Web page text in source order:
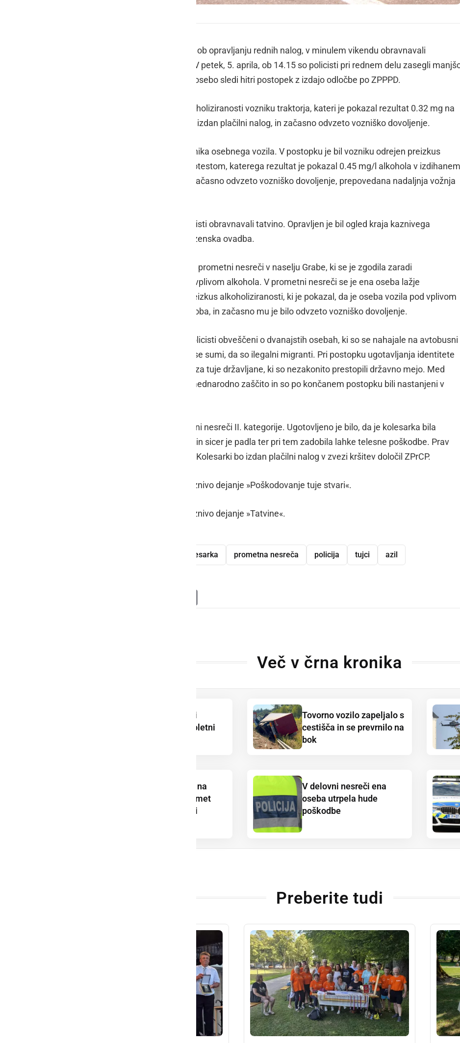
Policisti policijske postaje Ormož so ob opravljanju rednih nalog, v minulem vikendu obravnavali
naslednje pomembnejše dogodke. V petek, 5. aprila, ob 14.15 so policisti pri rednem delu zasegli
količino prepovedane droge. Zoper osebo sledi hitri postopek z izdajo odločbe po ZPPPD.
Ob 18.30 je bil odrejen preizkus alkoholiziranosti vozniku traktorja, kateri je pokazal rezultat 0.32 mg na
liter izdihanega zraka. Vozniku je bil izdan plačilni nalog, in začasno odvzeto vozniško dovoljenje.
Ob 20.35 so policisti kontrolirali voznika osebnega vozila. V postopku je bil vozniku odrejen preizkus
alkoholiziranosti z elektronskim alkotestom, katerega rezultat je pokazal 0.45 mg/l alkohola v izdihanem
zraku. Proti potrdilu je bilo vozniku začasno odvzeto vozniško dovoljenje, prepovedana nadaljnja vožnja
V soboto, 6. aprila, ob 17.16 so policisti obravnavali tatvino. Opravljen je bil ogled kraja kaznivega
dejanja, sledi zbiranje obvestil in kazenska ovadba.
Ob 23.30 so bili policisti obveščeni o prometni nesreči v naselju Grabe, ki se je zgodila zaradi
neprilagojene hitrosti in vožnje pod vplivom alkohola. V prometni nesreči se je ena oseba lažje
poškodovala. Policisti so odredili preizkus alkoholiziranosti, ki je pokazal, da je oseba vozila pod vplivom
alkohola. Vozniku je bila izrečena globa, in začasno mu je bilo odvzeto vozniško dovoljenje.
V nedeljo, 7. aprila, ob 4.10 so bili policisti obveščeni o dvanajstih osebah, ki so se nahajale na avtobusni
postaji v naselju Obrež in za katere se sumi, da so ilegalni migranti. Pri postopku ugotavljanja identitete
je bilo ugotovljeno, da gre dejansko za tuje državljane, ki so nezakonito prestopili državno mejo. Med
postopkom so osebe zaprosile za mednarodno zaščito in so po končanem postopku bili nastanjeni v
Ob 15.06 so bili obveščeni o prometni nesreči II. kategorije. Ugotovljeno je bilo, da je kolesarka bila
samoudeležena v prometni nesreči in sicer je padla ter pri tem zadobila lahke telesne poškodbe. Prav
tako je vozila pod vplivom alkohola. Kolesarki bo izdan plačilni nalog v zvezi kršitev določil ZPrCP.
Ob 17.15 so policisti obravnavali kaznivo dejanje »Poškodovanje tuje stvari«.
Ob 17.27 so policisti obravnavali kaznivo dejanje »Tatvine«.
kolesarka prometna nesreča policija tujci azil
PrintFriendly
Več v črna kronika
V prometni nesreči
poškodovan mladoletni
Tovorno vozilo zapeljalo s
cestišča in se prevrnilo na
bok
Prometna nesreča na
avtocesti ovira promet
proti Murski Soboti
V delovni nesreči ena
oseba utrpela hude
poškodbe
Preberite tudi